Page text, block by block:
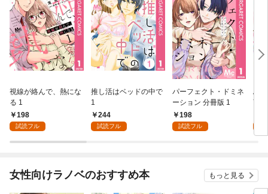
視線が絡んで、熱にな
る 1
198
試読フル
推し活はベッドの中で
1
244
試読フル
パーフェクト・ドミネ
ーション 分冊版 1
198
試読フル
ふ
言
女性向けラノベのおすすめ本 もっと見る